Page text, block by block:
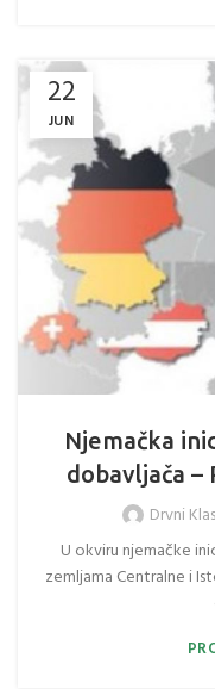
22
JUN
Njemačka
dobavljača –
Drvni
U okviru njemačke
zemljama Centralne i